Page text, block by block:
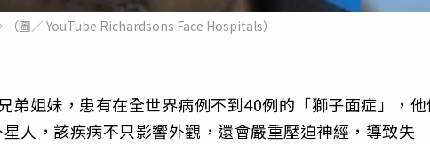
（圖／ YouTube Richardsons Face Hospitals）
弟姐妹，患有在全世界病例不到40例的「獅子面症」，
人，該疾病不只影響外觀，還會嚴重壓迫神經，導致失